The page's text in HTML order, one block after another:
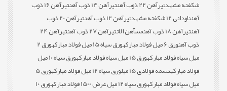
شکفته مشهدتیرآهن 22 ذوب آهن تیرآهن 14 ذوب آهن
تیرآهن 16 ذوب
آهنناودانی 12 شکفته مشهد تیرآهن 12 ذوب آهن
تیرآهن 20 ذوب
آهنتیرآهن 18 ذوب آهن مسآهن الاتتیرآهن 27 ذوب آهن
تیرآهن 24
ذوب آهنورق 6 میل فولاد مبارکه ورق سیاه 15 میل فولاد مبارکه
ورق 2
میل سیاه فولاد مبارکهورق 15 میل سیاه فولاد مبارکه
ورق سیاه 10 میل
فولاد مبارکهتسمه فولادی 15 میل ورق سیاه 12 میل فولاد مبارکه
ورق 5
میل سیاه فولاد مبارکهورق سیاه 12 میل عرض 1500 فولاد مبارکه
ورق 10